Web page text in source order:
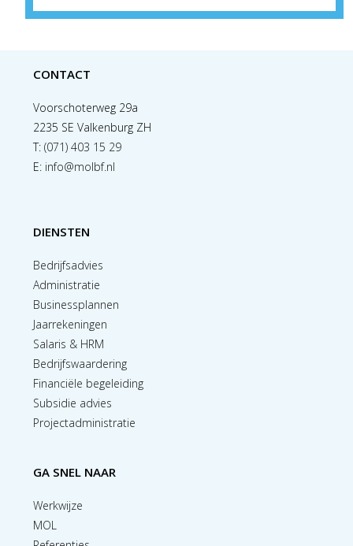
CONTACT
Voorschoterweg 29a
2235 SE Valkenburg ZH
T:(071) 403 15 29
E: info@molbf.nl
DIENSTEN
Bedrijfsadvies
Administratie
Businessplannen
Jaarrekeningen
Salaris & HRM
Bedrijfswaardering
Financiële begeleiding
Subsidie advies
Projectadministratie
GA SNEL NAAR
Werkwijze
MOL